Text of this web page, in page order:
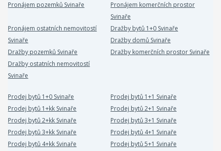
Pronájem pozemků Svinaře
Pronájem komerčních prostor
Svinaře
Pronájem ostatních nemovitostí
Svinaře
Dražby bytů 1+0 Svinaře
Dražby domů Svinaře
Dražby pozemků Svinaře
Dražby komerčních prostor Svinaře
Dražby ostatních nemovitostí
Svinaře
Prodej bytů 1+0 Svinaře
Prodej bytů 1+1 Svinaře
Prodej bytů 1+kk Svinaře
Prodej bytů 2+1 Svinaře
Prodej bytů 2+kk Svinaře
Prodej bytů 3+1 Svinaře
Prodej bytů 3+kk Svinaře
Prodej bytů 4+1 Svinaře
Prodej bytů 4+kk Svinaře
Prodej bytů 5+1 Svinaře